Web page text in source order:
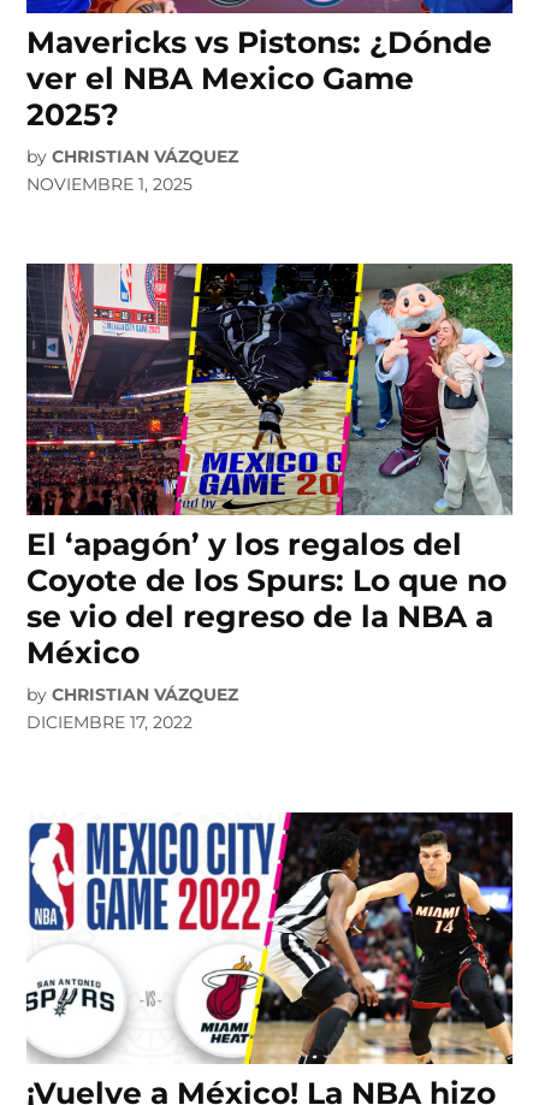
Mavericks vs Pistons: ¿Dónde
ver el NBA Mexico Game
2025?
by CHRISTIAN VÁZQUEZ
NOVIEMBRE 1, 2025
El ‘apagón’ y los regalos del
Coyote de los Spurs: Lo que no
se vio del regreso de la NBA a
México
by CHRISTIAN VÁZQUEZ
DICIEMBRE 17, 2022
¡Vuelve a México! La NBA hizo